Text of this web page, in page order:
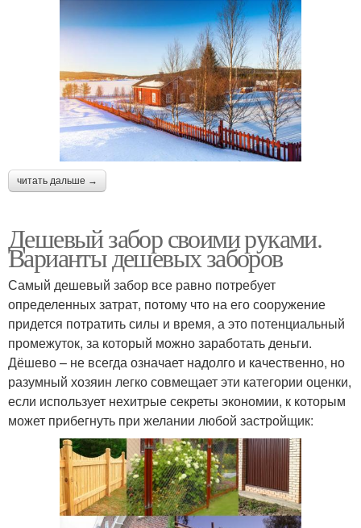
читать дальше →
Дешевый забор своими руками.
Варианты дешевых заборов
Самый дешевый забор все равно потребует
определенных затрат, потому что на его сооружение
придется потратить силы и время, а это потенциальный
промежуток, за который можно заработать деньги.
Дёшево – не всегда означает надолго и качественно, но
разумный хозяин легко совмещает эти категории оценки,
если использует нехитрые секреты экономии, к которым
может прибегнуть при желании любой застройщик: